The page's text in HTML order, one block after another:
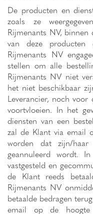
De producten en
zoals ze
Rijmenants NV, binnen
van deze producten
Rijmenants NV
stellen om alle
Rijmenants NV niet
het niet beschikbaar
Leverancier, noch
voortvloeien. In het
diensten van een
zal de Klant via email
worden dat zijn/haar
geannuleerd wordt.
vastgesteld en
de Klant reeds
Rijmenants NV
betaalde bedragen
email op de hoogte